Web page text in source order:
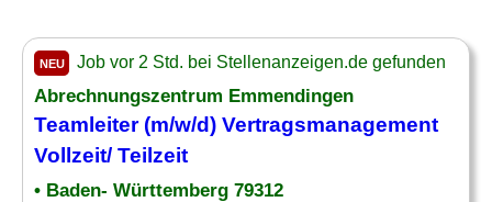
NEU Job vor 2 Std. bei Stellenanzeigen.de gefunden
Abrechnungszentrum Emmendingen
Teamleiter (m/w/d) Vertragsmanagement
Vollzeit/ Teilzeit
• Baden- Württemberg 79312